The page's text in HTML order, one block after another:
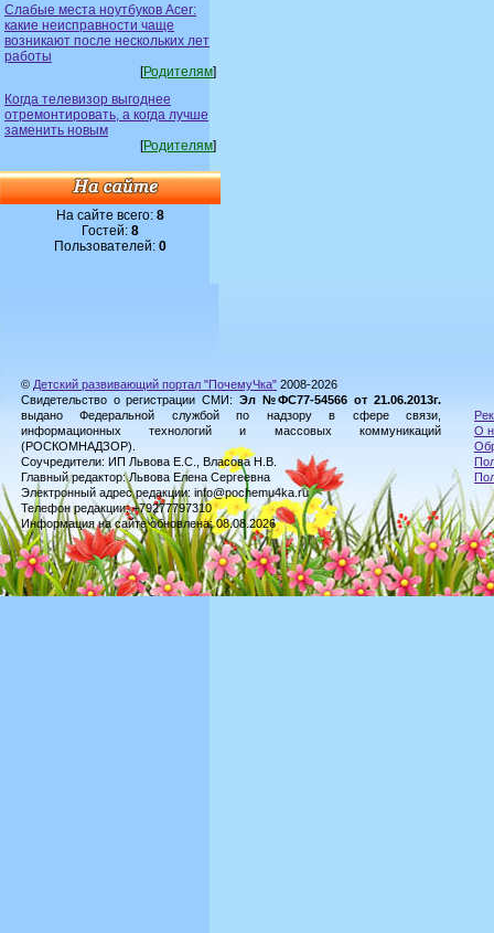
Слабые места ноутбуков Acer:
какие неисправности чаще
возникают после нескольких лет
работы
[Родителям]
Когда телевизор выгоднее
отремонтировать, а когда лучше
заменить новым
[Родителям]
На сайте всего: 8
Гостей: 8
Пользователей: 0
© Детский развивающий портал "ПочемуЧка" 2008-2026
Свидетельство о регистрации СМИ: Эл №ФС77-54566 от 21.06.2013г.
выдано Федеральной службой по надзору в сфере связи,
информационных технологий и массовых коммуникаций
(РОСКОМНАДЗОР).
Соучредители: ИП Львова Е.С., Власова Н.В.
Главный редактор: Львова Елена Сергеевна
Электронный адрес редакции: info@pochemu4ka.ru
Телефон редакции: +79277797310
Информация на сайте обновлена: 08.08.2026
О